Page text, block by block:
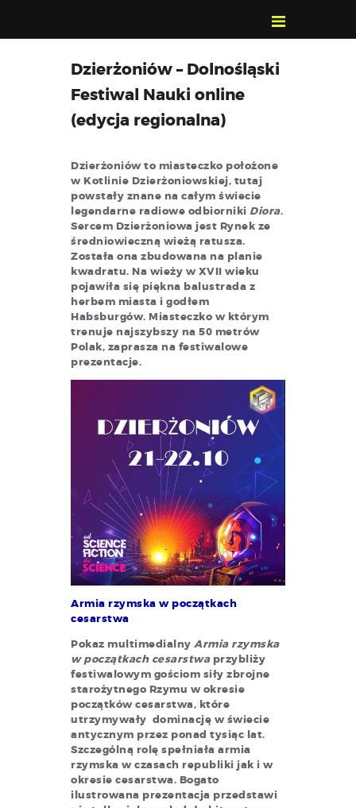
POZNAJ, POLUB,
PAMIĘTAJ!
PROGRAM
WYSZUKIWARKA
WYDARZEŃ
Dzierżoniów – Dolnośląski
Festiwal Nauki online
(edycja regionalna)
Dzierżoniów to miasteczko położone
w Kotlinie Dzierżoniowskiej, tutaj
powstały znane na całym świecie
legendarne radiowe odbiorniki Diora.
Sercem Dzierżoniowa jest Rynek ze
średniowieczną wieżą ratusza.
Została ona zbudowana na planie
kwadratu. Na wieży w XVII wieku
pojawiła się piękna balustrada z
herbem miasta i godłem
Habsburgów. Miasteczko w którym
trenuje najszybszy na 50 metrów
Polak, zaprasza na festiwalowe
prezentacje.
Armia rzymska w początkach
cesarstwa
Pokaz multimedialny Armia rzymska
w początkach cesarstwa przybliży
festiwalowym gościom siły zbrojne
starożytnego Rzymu w okresie
początków cesarstwa, które
utrzymywały dominację w świecie
antycznym przez ponad tysiąc lat.
Szczególną rolę spełniała armia
rzymska w czasach republiki jak i w
okresie cesarstwa. Bogato
ilustrowana prezentacja przedstawi